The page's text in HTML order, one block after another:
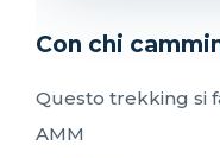
Con chi
Questo trekking si
AMM